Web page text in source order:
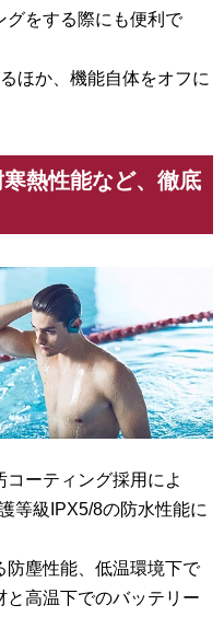
グをする際にも便利で
ほか、機能自体をオフに
熱性能など、徹底
ーティング採用によ
等級IPX5/8の防水性能に
防塵性能、低温環境下で
と高温下でのバッテリー